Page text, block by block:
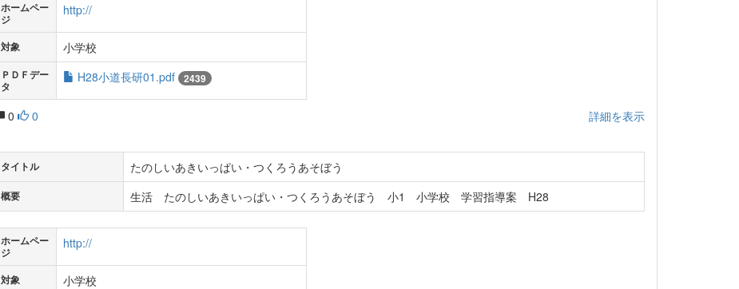
ホームペー
ジ
http://
対象 小学校
ＰＤＦデー
タ
H28小道長研01.pdf 2439
0 0 詳細を表示
タイトル たのしいあきいっぱい・つくろうあそぼう
概要 生活 たのしいあきいっぱい・つくろうあそぼう 小1 小学校 学習指導案 H28
ホームペー
ジ
http://
対象 小学校